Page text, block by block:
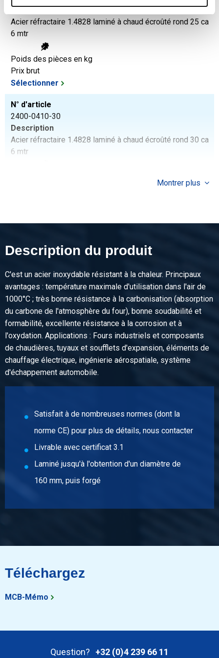
Description
Acier réfractaire 1.4828 laminé à chaud écroûté rond 25 ca
6 mtr
Poids des pièces en kg
Prix brut
Sélectionner
N° d'article
2400-0410-30
Description
Acier réfractaire 1.4828 laminé à chaud écroûté rond 30 ca
6 mtr
N° d'article
Description
Acier réfractaire 1.4828 laminé à chaud écroûté rond 35 ca
6 mtr
Poids des pièces en kg
Prix brut
Sélectionner
N° d'article
2400-0410-40
Description
Acier réfractaire 1.4828 laminé à chaud écroûté rond 40 ca
6 mtr
Poids des pièces en kg
2400-0410-45
Description
N° d'article
Description
Poids des pièces en kg
Montrer plus
Description du produit
C'est un acier inoxydable résistant à la chaleur. Principaux
avantages : température maximale d'utilisation dans l'air de
1000°C ; très bonne résistance à la carbonisation (absorption
du carbone de l'atmosphère du four), bonne soudabilité et
formabilité, excellente résistance à la corrosion et à
l'oxydation. Applications : Fours industriels et composants
de chaudières, tuyaux et soufflets d'expansion, éléments de
chauffage électrique, ingénierie aérospatiale, système
d'échappement automobile.
Satisfait à de nombreuses normes (dont la
norme CE) pour plus de détails, nous contacter
Livrable avec certificat 3.1
Laminé jusqu'à l'obtention d'un diamètre de
160 mm, puis forgé
Téléchargez
MCB-Mémo
Question? +32 (0)4 239 66 11